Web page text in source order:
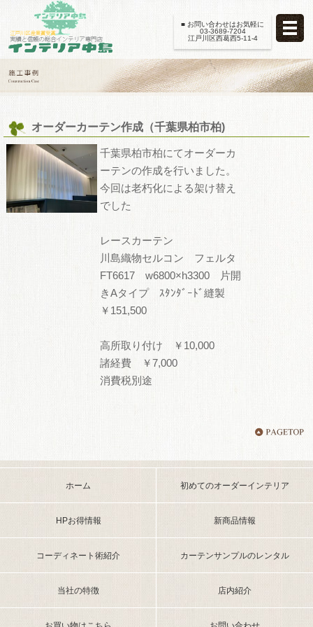
■ お問い合わせはお気軽に
03-3689-7204
江戸川区西葛西5-11-4
オーダーカーテン作成（千葉県柏市柏)
千葉県柏市柏にてオーダーカ
ーテンの作成を行いました。
今回は老朽化による架け替え
でした
レースカーテン
川島織物セルコン フェルタ
FT6617 w6800×h3300 片開
きAタイプ ｽﾀﾝﾀﾞｰﾄﾞ縫製
￥151,500
高所取り付け ￥10,000
諸経費 ￥7,000
消費税別途
ホーム 初めてのオーダーインテリア
HPお得情報 新商品情報
コーディネート術紹介 カーテンサンプルのレンタル
当社の特徴 店内紹介